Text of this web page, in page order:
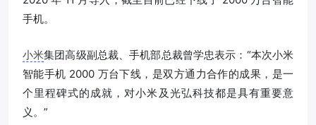
手机。
小米集团高级副总裁、手机部总裁曾学忠表示：“本次小米
智能手机 2000 万台下线，是双方通力合作的成果，是一
个里程碑式的成就，对小米及光弘科技都是具有重要意
义。”